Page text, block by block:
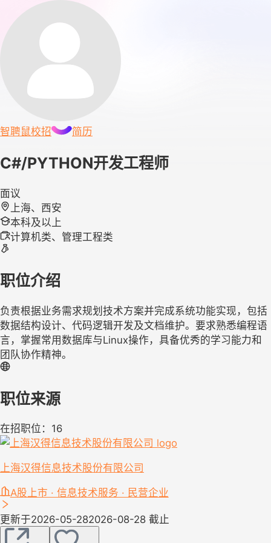
智聘鼠校招 简历
C#/PYTHON开发工程师
面议
上海、西安
本科及以上
计算机类、管理工程类
职位介绍
负责根据业务需求规划技术方案并完成系统功能实现，包括
数据结构设计、代码逻辑开发及文档维护。要求熟悉编程语
言，掌握常用数据库与Linux操作，具备优秀的学习能力和
团队协作精神。
职位来源
在招职位：16
上海汉得信息技术股份有限公司
A股上市 · 信息技术服务 · 民营企业
更新于2026-05-282026-08-28 截止